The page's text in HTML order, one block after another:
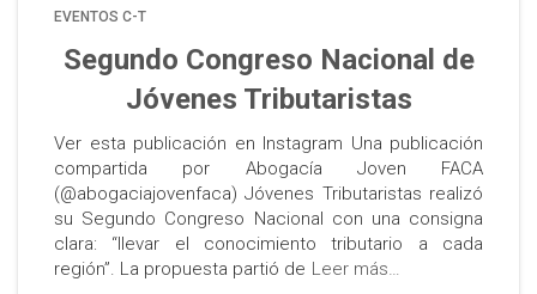
EVENTOS C-T
Segundo Congreso Nacional de
Jóvenes Tributaristas
Ver esta publicación en Instagram Una publicación
compartida por Abogacía Joven FACA
(@abogaciajovenfaca) Jóvenes Tributaristas realizó
su Segundo Congreso Nacional con una consigna
clara: “llevar el conocimiento tributario a cada
región”. La propuesta partió de Leer más…